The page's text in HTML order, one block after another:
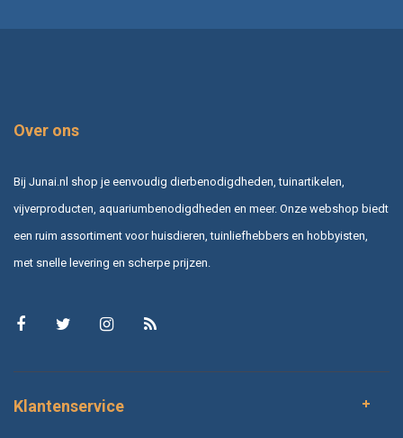
Over ons
Bij Junai.nl shop je eenvoudig dierbenodigdheden, tuinartikelen,
vijverproducten, aquariumbenodigdheden en meer. Onze webshop biedt
een ruim assortiment voor huisdieren, tuinliefhebbers en hobbyisten,
met snelle levering en scherpe prijzen.
Klantenservice